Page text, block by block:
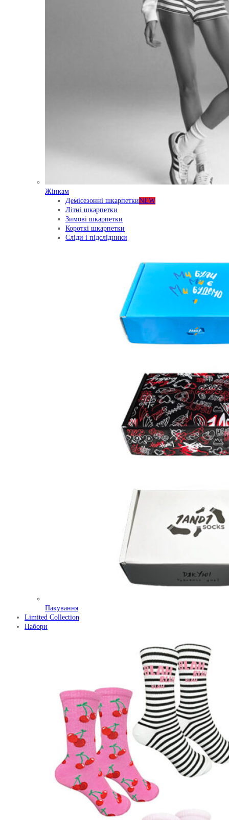
Жінкам
Демісезонні шкарпеткиNEW
Літні шкарпетки
Зимові шкарпетки
Короткі шкарпетки
Сліди і підслідники
Пакування
Limited Collection
Набори